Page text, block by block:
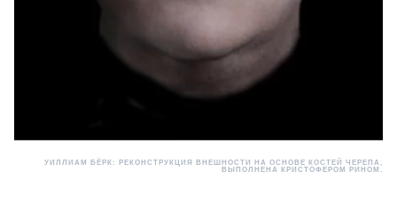
УИЛЛИАМ БЁРК: РЕКОНСТРУКЦИЯ ВНЕШНОСТИ НА ОСНОВЕ КОСТЕЙ ЧЕРЕПА,
ВЫПОЛНЕНА КРИСТОФЕРОМ РИНОМ.